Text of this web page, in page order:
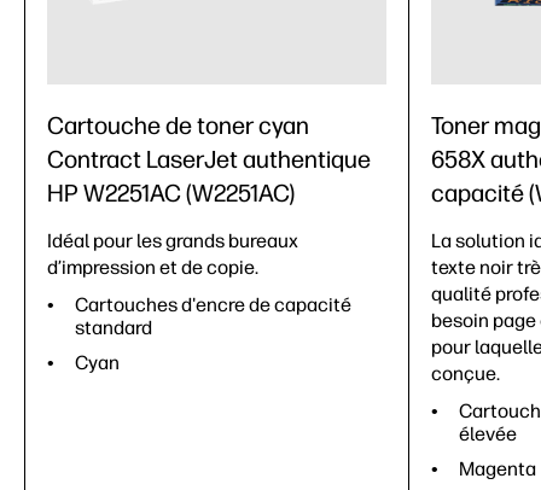
Cartouche de toner cyan
Contract LaserJet authentique
HP W2251AC (W2251AC)
Idéal pour les grands bureaux
d’impression et de copie.
Cartouches d'encre de capacité
standard
Cyan
Toner
658X
capacité
La solution
texte noir
qualité
besoin page
pour
conçue.
élevée
Magenta